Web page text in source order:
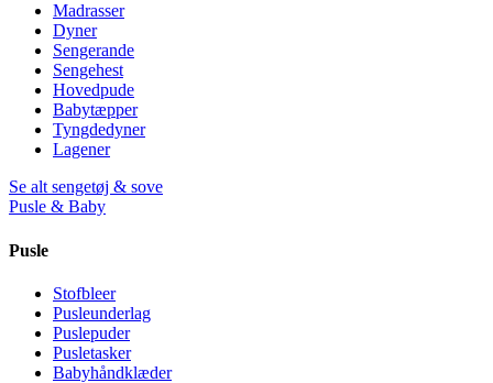
Madrasser
Dyner
Sengerande
Sengehest
Hovedpude
Babytæpper
Tyngdedyner
Lagener
Se alt sengetøj & sove
Pusle & Baby
Pusle
Stofbleer
Pusleunderlag
Puslepuder
Pusletasker
Babyhåndklæder